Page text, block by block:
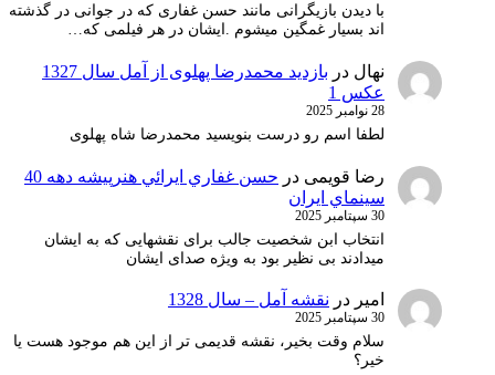
با دیدن بازیگرانی مانند حسن غفاری که در جوانی در گذشته
اند بسیار غمگین میشوم .ایشان در هر فیلمی که…
نهال در
بازدید محمدرضا پهلوی از آمل سال 1327
عکس 1
28 نوامبر 2025
لطفا اسم رو درست بنویسید محمدرضا شاه پهلوی
رضا قویمی در
حسن غفاري ايرائي هنرپيشه دهه 40
سينماي ايران
30 سپتامبر 2025
انتخاب ابن شخصیت جالب برای نقشهایی که به ایشان
میدادند بی نظیر بود به ویژه صدای ایشان
امیر در نقشه آمل – سال 1328
30 سپتامبر 2025
سلام وقت بخیر، نقشه قدیمی تر از این هم موجود هست یا
خیر؟